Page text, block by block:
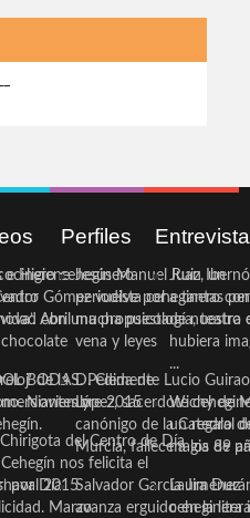
e Higiene
Abril
de la
y
por Día
Marzo
ceheginero
Gómez vuelve por
con una propuesta
BODAS. Pedida de
Noviembre 2015
Chirigota del Centro de Día
nos felicita el
2015
Perfiles
Jesús Manuel Ruiz, un
periodista ceheginero con
mucha psicología, teatro
vena y leyes
D. Clemente Lucio Guirao
López, sacerdote
canónigo de la Catedral
Murcia, fallece a los 89
Salvador García Jiménez
avanza erguido en la
Juan
a tantas
de nuestra
hubiera
...
Wichy de
un regalo
magia de
Laura
ceheginera